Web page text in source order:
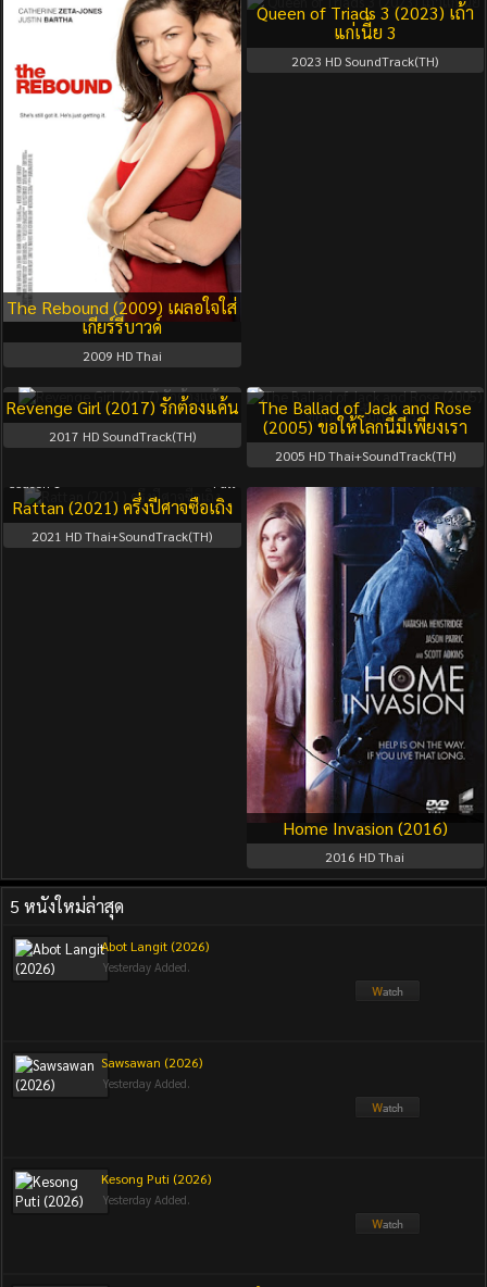
The Rebound (2009) เผลอใจใส่
เกียร์รีบาวด์
2009 HD Thai
Queen of Triads 3 (2023) เถ้า
แก่เนี้ย 3
2023 HD SoundTrack(TH)
Revenge Girl (2017) รักต้องแค้น
2017 HD SoundTrack(TH)
The Ballad of Jack and Rose
(2005) ขอให้โลกนี้มีเพียงเรา
2005 HD Thai+SoundTrack(TH)
Rattan (2021) ครึ่งปีศาจซือเถิง
2021 HD Thai+SoundTrack(TH)
Home Invasion (2016)
2016 HD Thai
5 หนังใหม่ล่าสุด
Abot Langit (2026)
Yesterday Added.
Sawsawan (2026)
Yesterday Added.
Kesong Puti (2026)
Yesterday Added.